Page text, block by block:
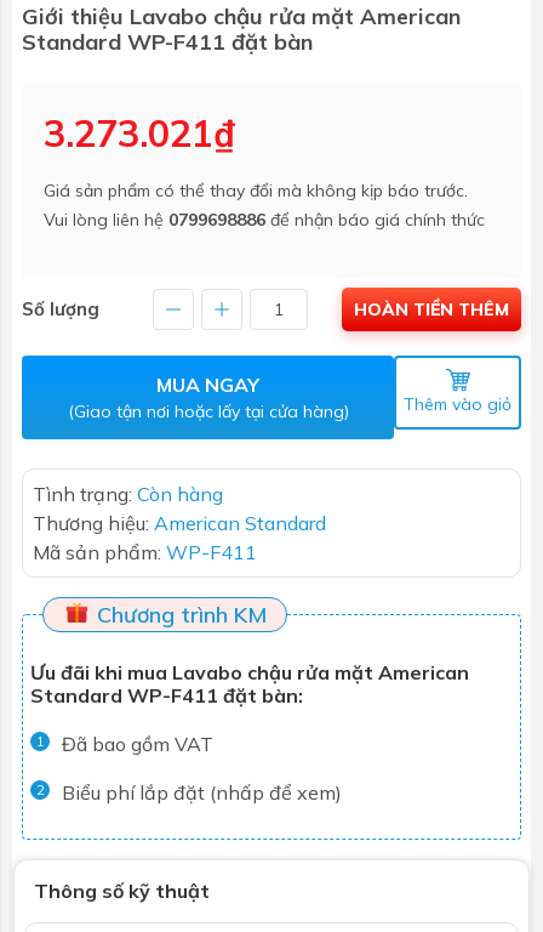
Giới thiệu Lavabo chậu rửa mặt American
Standard WP-F411 đặt bàn
3.273.021₫
Giá sản phẩm có thể thay đổi mà không kịp báo trước.
Vui lòng liên hệ 0799698886 để nhận báo giá chính thức
Số lượng HOÀN TIỀN THÊM
MUA NGAY
(Giao tận nơi hoặc lấy tại cửa hàng) Thêm vào giỏ
Tình trạng: Còn hàng
Thương hiệu: American Standard
Mã sản phẩm: WP-F411
Chương trình KM
Ưu đãi khi mua Lavabo chậu rửa mặt American
Standard WP-F411 đặt bàn:
1 Đã bao gồm VAT
2 Biểu phí lắp đặt (nhấp để xem)
Thông số kỹ thuật